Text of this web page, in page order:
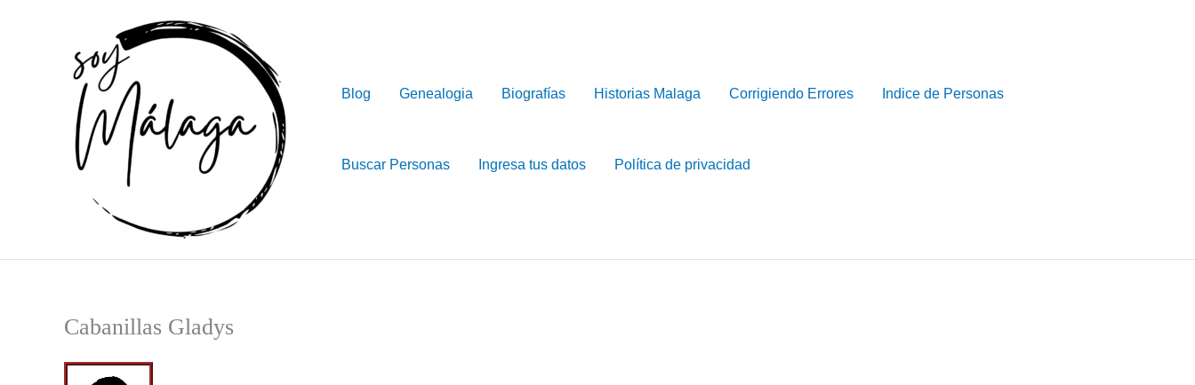
Blog Genealogia Biografías Historias Malaga Corrigiendo Errores Indice de Personas
Buscar Personas Ingresa tus datos Política de privacidad
Cabanillas Gladys